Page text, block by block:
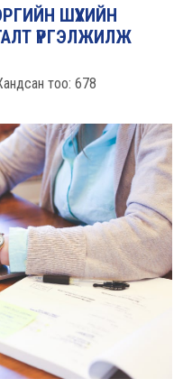
ШҮҮХИЙН
ҮРГЭЛЖИЛЖ
тоо: 678